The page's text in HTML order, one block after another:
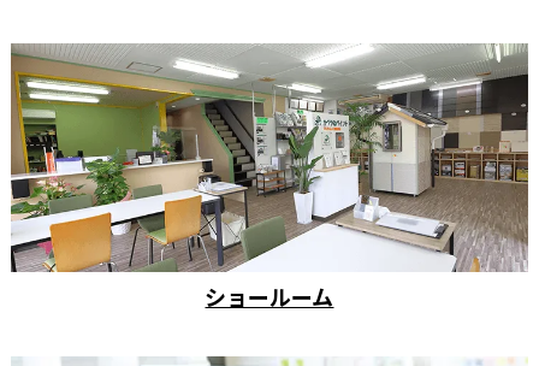
ショールーム